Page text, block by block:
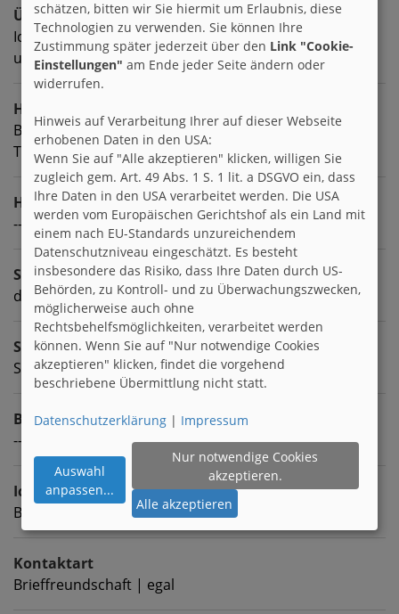
Über mich
Ich bin ab und zu frech, bin zielstrebig und sehr
ungeduldig
Hobbies
Briefe schreiben, nähen, stricken, window Color,
Textilmalerei
Homepage
---
Sprachen
deutsch
Sternzeichen
Schütze
Beruf
---
Ich suche
Brieffreunde (w) zwischen 40 & 50
Kontaktart
Brieffreundschaft | egal
schätzen, bitten wir Sie hiermit um Erlaubnis, diese
Technologien zu verwenden. Sie können Ihre
Zustimmung später jederzeit über den Link "Cookie-
Einstellungen" am Ende jeder Seite ändern oder
widerrufen.
Hinweis auf Verarbeitung Ihrer auf dieser Webseite
erhobenen Daten in den USA:
Wenn Sie auf "Alle akzeptieren" klicken, willigen Sie
zugleich gem. Art. 49 Abs. 1 S. 1 lit. a DSGVO ein, dass
Ihre Daten in den USA verarbeitet werden. Die USA
werden vom Europäischen Gerichtshof als ein Land mit
einem nach EU-Standards unzureichendem
Datenschutzniveau eingeschätzt. Es besteht
insbesondere das Risiko, dass Ihre Daten durch US-
Behörden, zu Kontroll- und zu Überwachungszwecken,
möglicherweise auch ohne
Rechtsbehelfsmöglichkeiten, verarbeitet werden
können. Wenn Sie auf "Nur notwendige Cookies
akzeptieren" klicken, findet die vorgehend
beschriebene Übermittlung nicht statt.
Datenschutzerklärung | Impressum
Auswahl
anpassen...
Nur notwendige Cookies
akzeptieren.
Alle akzeptieren